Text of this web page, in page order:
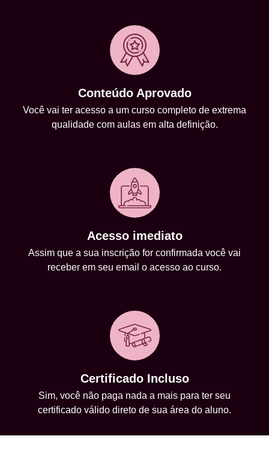
Conteúdo Aprovado
Você vai ter acesso a um curso completo de extrema
qualidade com aulas em alta definição.
Acesso imediato
Assim que a sua inscrição for confirmada você vai
receber em seu email o acesso ao curso.
Certificado Incluso
Sim, você não paga nada a mais para ter seu
certificado válido direto de sua área do aluno.